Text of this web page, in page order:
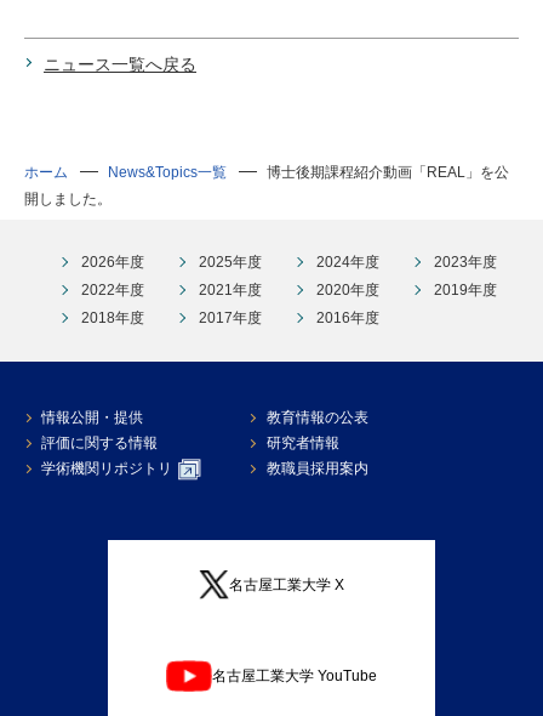
ニュース一覧へ戻る
ホーム News&Topics一覧
博士後期課程紹介動画「REAL」を公
開しました。
2026年度 2025年度 2024年度
2023年度
2022年度
2021年度 2020年度
2019年度
2018年度
2017年度 2016年度
情報公開・提供
教育情報の公表
評価に関する情報
研究者情報
学術機関リポジトリ
教職員採用案内
名古屋工業大学 X
名古屋工業大学 YouTube